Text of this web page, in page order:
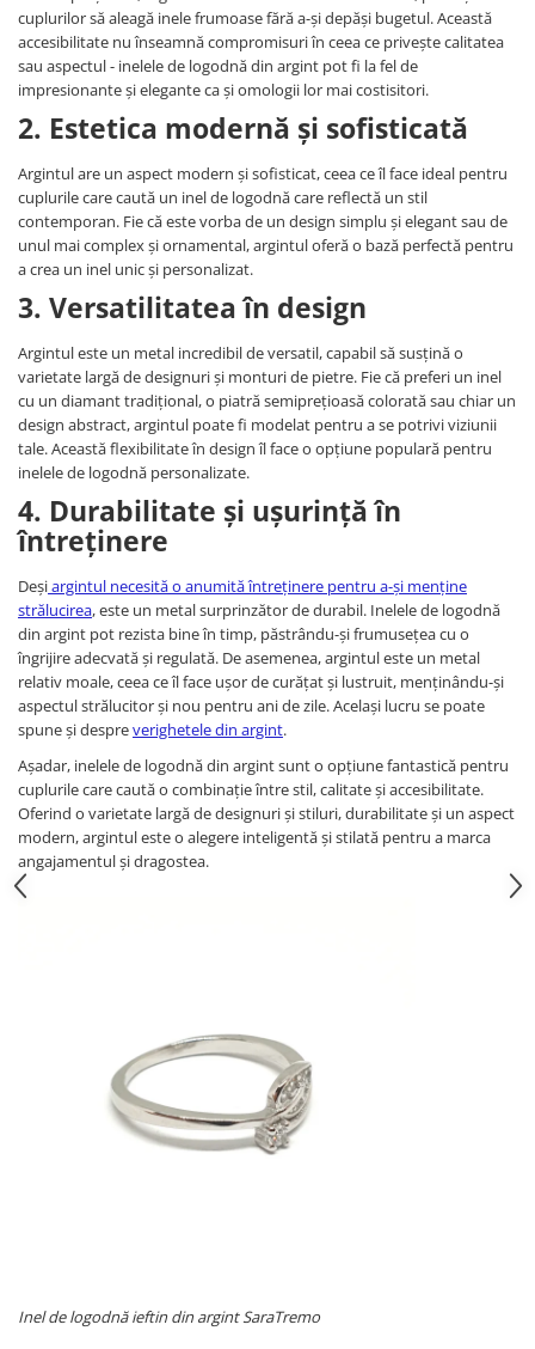
cuplurilor să aleagă inele frumoase fără a-și depăși bugetul. Această
accesibilitate nu înseamnă compromisuri în ceea ce privește calitatea
sau aspectul - inelele de logodnă din argint pot fi la fel de
impresionante și elegante ca și omologii lor mai costisitori.
2. Estetica modernă și sofisticată
Argintul are un aspect modern și sofisticat, ceea ce îl face ideal pentru
cuplurile care caută un inel de logodnă care reflectă un stil
contemporan. Fie că este vorba de un design simplu și elegant sau de
unul mai complex și ornamental, argintul oferă o bază perfectă pentru
a crea un inel unic și personalizat.
3. Versatilitatea în design
Argintul este un metal incredibil de versatil, capabil să susțină o
varietate largă de designuri și monturi de pietre. Fie că preferi un inel
cu un diamant tradițional, o piatră semiprețioasă colorată sau chiar un
design abstract, argintul poate fi modelat pentru a se potrivi viziunii
tale. Această flexibilitate în design îl face o opțiune populară pentru
inelele de logodnă personalizate.
4. Durabilitate și ușurință în
întreținere
Deșiargintul necesită o anumită întreținere pentru a-și menține
strălucirea, este un metal surprinzător de durabil. Inelele de logodnă
din argint pot rezista bine în timp, păstrându-și frumusețea cu o
îngrijire adecvată și regulată. De asemenea, argintul este un metal
relativ moale, ceea ce îl face ușor de curățat și lustruit, menținându-și
aspectul strălucitor și nou pentru ani de zile. Același lucru se poate
spune și despreverighetele din argint.
Așadar, inelele de logodnă din argint sunt o opțiune fantastică pentru
cuplurile care caută o combinație între stil, calitate și accesibilitate.
Oferind o varietate largă de designuri și stiluri, durabilitate și un aspect
modern, argintul este o alegere inteligentă și stilată pentru a marca
angajamentul și dragostea.
Inel de logodnă ieftin din argint SaraTremo